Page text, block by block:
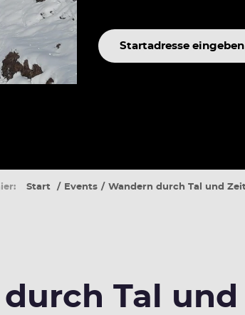
Suchbegriff
Start Events Wandern durch Tal und
Tal